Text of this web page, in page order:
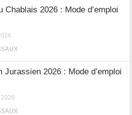
Chablais 2026 : Mode d’emploi
Jurassien 2026 : Mode d’emploi